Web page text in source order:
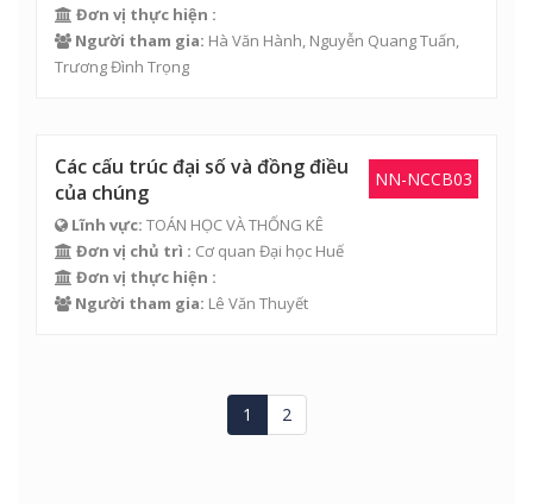
Đơn vị thực hiện :
Người tham gia: Hà Văn Hành, Nguyễn Quang Tuấn,
Trương Đình Trọng
NN-NCCB03
Các cấu trúc đại số và đồng điều
của chúng
Lĩnh vực: TOÁN HỌC VÀ THỐNG KÊ
Đơn vị chủ trì : Cơ quan Đại học Huế
Đơn vị thực hiện :
Người tham gia: Lê Văn Thuyết
1 2